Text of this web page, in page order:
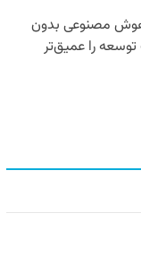
مصنوعی بدون
را عمیق‌تر